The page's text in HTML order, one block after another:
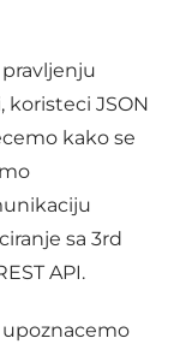
JSON
kako se
sa 3rd
API.
upoznacemo